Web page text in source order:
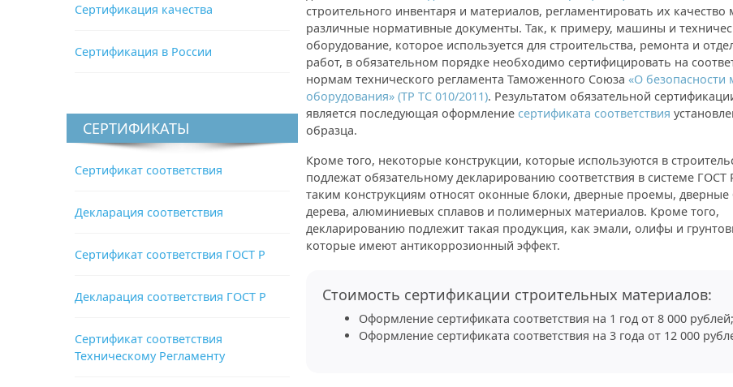
Сертификация качества
Сертификация в России
СЕРТИФИКАТЫ
Сертификат соответствия
Декларация соответствия
Сертификат соответствия ГОСТ Р
Декларация соответствия ГОСТ Р
Сертификат соответствия
Техническому Регламенту
строительного инвентаря и материалов, регламентировать их качество
различные нормативные документы. Так, к примеру, машины и
оборудование, которое используется для строительства, ремонта и
работ, в обязательном порядке необходимо сертифицировать на
нормам технического регламента Таможенного Союза «О
оборудования» (ТР ТС 010/2011). Результатом обязательной
является последующая оформление сертификата соответствия
образца.
Кроме того, некоторые конструкции, которые используются в
подлежат обязательному декларированию соответствия в системе ГОСТ
таким конструкциям относят оконные блоки, дверные проемы, дверные
дерева, алюминиевых сплавов и полимерных материалов. Кроме того,
декларированию подлежит такая продукция, как эмали, олифы и
которые имеют антикоррозионный эффект.
Стоимость сертификации строительных материалов:
Оформление сертификата соответствия на 1 год от 8 000 рублей;
Оформление сертификата соответствия на 3 года от 12 000